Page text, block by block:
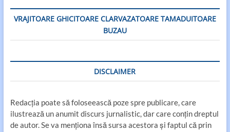
VRAJITOARE GHICITOARE CLARVAZATOARE TAMADUITOARE
BUZAU
DISCLAIMER
Redacția poate să foloseească poze spre publicare, care
ilustrează un anumit discurs jurnalistic, dar care conțin dreptul
de autor. Se va menționa însă sursa acestora și faptul că prin